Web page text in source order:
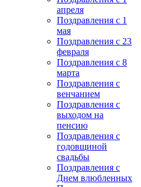
апреля
Поздравления с 1
мая
Поздравления с 23
февраля
Поздравления с 8
марта
Поздравления с
венчанием
Поздравления с
выходом на
пенсию
Поздравления с
годовщиной
свадьбы
Поздравления с
Днем влюбленных